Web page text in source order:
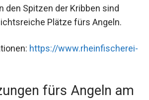
den Spitzen der Kribben sind
Plätze fürs Angeln.
https://www.rheinfischerei-
fürs Angeln am